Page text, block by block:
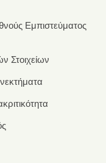
Εμπιστεύματος
Στοιχείων